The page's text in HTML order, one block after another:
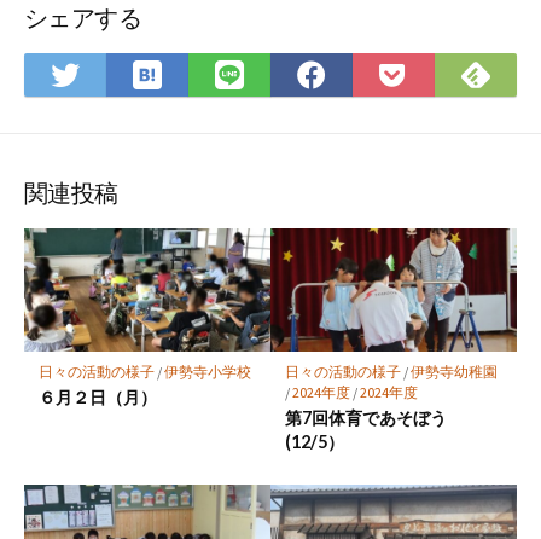
シェアする
Twitter
で
ア
は
て
マ
ー
ク
に
保
存
LINE
で
Facebook
で
Pocket
に
で
関連投稿
日々の活動の様子/伊勢寺小学校
６月２日（月）
日々の活動の様子/伊勢寺幼稚園
/2024年度/2024年度
第7回体育であそぼう
(12/5）